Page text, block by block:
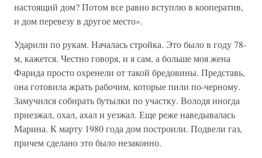
настоящий дом? Потом все равно вступлю в кооператив,
и дом перевезу в другое место».
Ударили по рукам. Началась стройка. Это было в году 78-
м, кажется. Честно говоря, и я сам, а больше моя жена
Фарида просто охренели от такой бредовины. Представь,
она готовила жрать рабочим, которые пили по-черному.
Замучился собирать бутылки по участку. Володя иногда
приезжал, охал, ахал и уезжал. Еще реже наведывалась
Марина. К марту 1980 года дом построили. Подвели газ,
причем сделано это было незаконно.